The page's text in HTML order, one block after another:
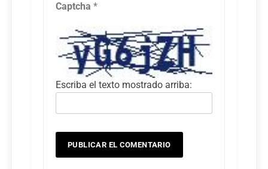
Captcha *
Escriba el texto mostrado arriba: